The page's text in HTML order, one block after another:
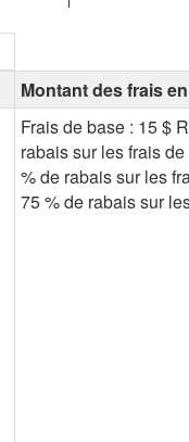
Montant des frais
Frais de base : 15 $
rabais sur les frais
% de rabais sur les
75 % de rabais sur